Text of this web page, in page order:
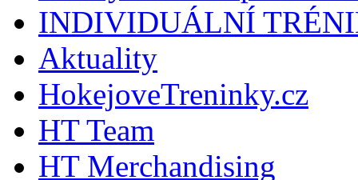
INDIVIDUÁLNÍ
Aktuality
HokejoveTreninky.cz
HT Team
HT Merchandising